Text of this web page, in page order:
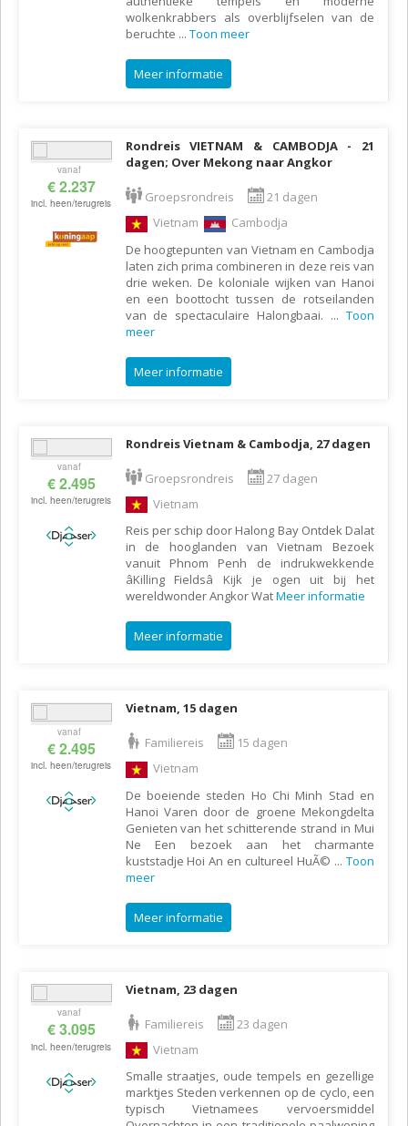
wolkenkrabbers als overblijfselen van de
beruchte ... Toon meer
Meer informatie
vanaf
€ 2.237
incl. heen/terugreis
Rondreis VIETNAM & CAMBODJA - 21
dagen; Over Mekong naar Angkor
Groepsrondreis
21 dagen
Vietnam
Cambodja
De hoogtepunten van Vietnam en Cambodja
laten zich prima combineren in deze reis van
drie weken. De koloniale wijken van Hanoi
en een boottocht tussen de rotseilanden
van de spectaculaire Halongbaai. ... Toon
meer
Meer informatie
vanaf
€ 2.495
incl. heen/terugreis
Rondreis Vietnam & Cambodja, 27 dagen
Groepsrondreis
27 dagen
Vietnam
Reis per schip door Halong Bay Ontdek Dalat
in de hooglanden van Vietnam Bezoek
vanuit Phnom Penh de indrukwekkende
âKilling Fieldsâ Kijk je ogen uit bij het
wereldwonder Angkor WatMeer informatie
Meer informatie
vanaf
€ 2.495
incl. heen/terugreis
Vietnam, 15 dagen
Familiereis
15 dagen
Vietnam
De boeiende steden Ho Chi Minh Stad en
Hanoi Varen door de groene Mekongdelta
Genieten van het schitterende strand in Mui
Ne Een bezoek aan het charmante
kuststadje Hoi An en cultureel HuÃ© ... Toon
meer
Meer informatie
vanaf
€ 3.095
incl. heen/terugreis
Vietnam, 23 dagen
Familiereis
23 dagen
Vietnam
Smalle straatjes, oude tempels en gezellige
marktjes Steden verkennen op de cyclo, een
typisch Vietnamees vervoersmiddel